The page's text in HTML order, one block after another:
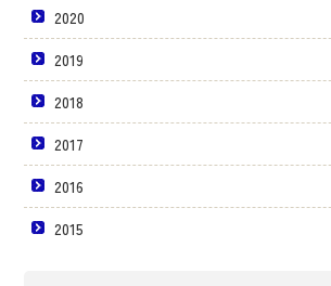
2020
2019
2018
2017
2016
2015